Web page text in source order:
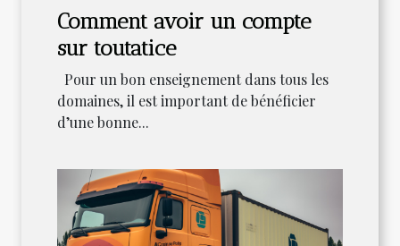
Comment avoir un compte
sur toutatice
Pour un bon enseignement dans tous les
domaines, il est important de bénéficier
d’une bonne...